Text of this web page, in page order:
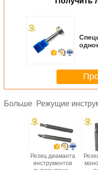
Больше Режущие
Резец диаманта
инструментов